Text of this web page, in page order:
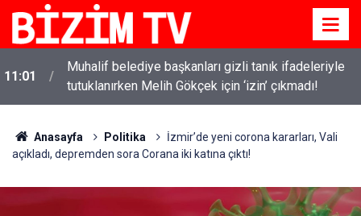
11:01
Muhalif belediye başkanları gizli tanık ifadeleriyle
tutuklanırken Melih Gökçek için ‘izin’ çıkmadı!
Anasayfa Politika
İzmir’de yeni corona kararları, Vali
açıkladı, depremden sora Corana iki katına çıktı!